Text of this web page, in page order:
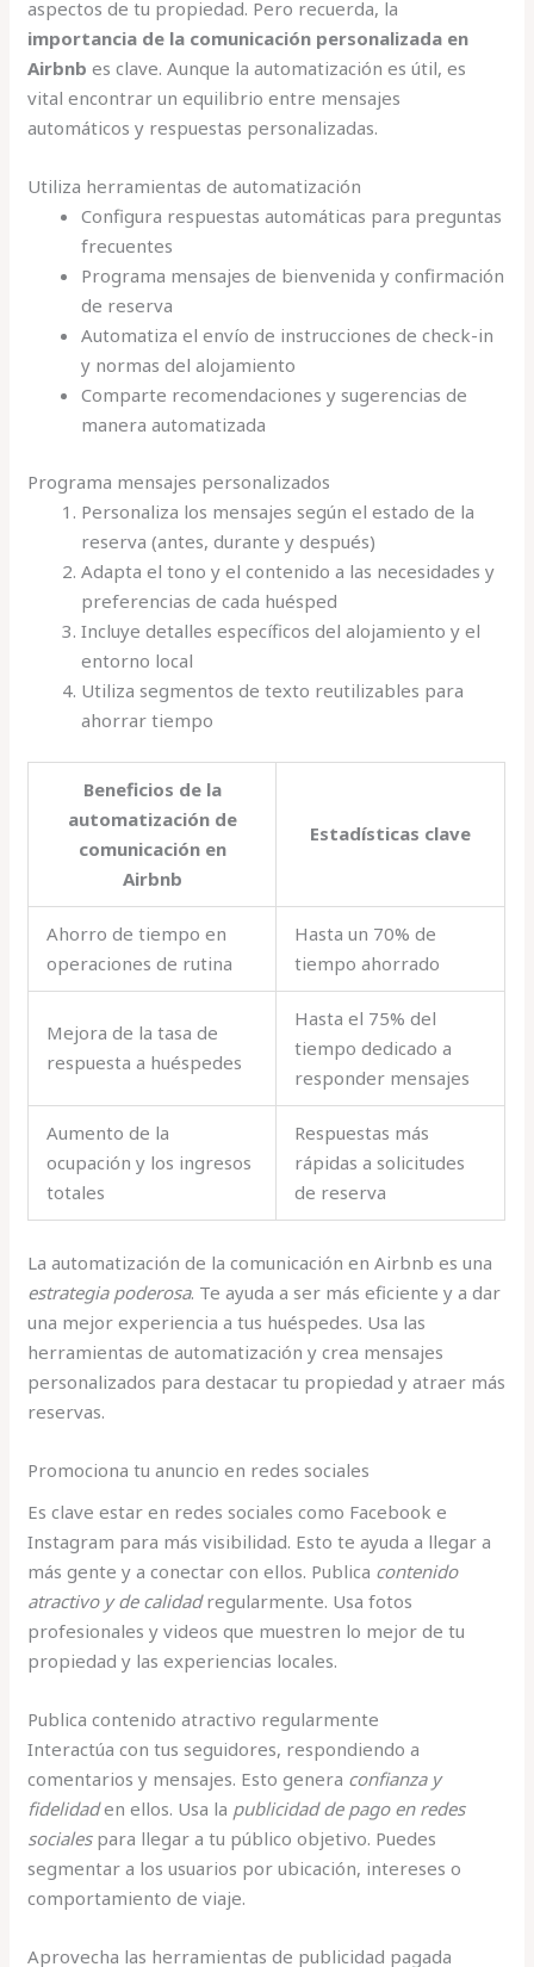
aspectos de tu propiedad. Pero recuerda, la
importancia de la comunicación personalizada en
Airbnb es clave. Aunque la automatización es útil, es
vital encontrar un equilibrio entre mensajes
automáticos y respuestas personalizadas.
Utiliza herramientas de automatización
Configura respuestas automáticas para preguntas
frecuentes
Programa mensajes de bienvenida y confirmación
de reserva
Automatiza el envío de instrucciones de check-in
y normas del alojamiento
Comparte recomendaciones y sugerencias de
manera automatizada
Programa mensajes personalizados
Personaliza los mensajes según el estado de la
reserva (antes, durante y después)
Adapta el tono y el contenido a las necesidades y
preferencias de cada huésped
Incluye detalles específicos del alojamiento y el
entorno local
Utiliza segmentos de texto reutilizables para
ahorrar tiempo
Beneficios de la
automatización de
comunicación en
Airbnb
Estadísticas clave
Ahorro de tiempo en
operaciones de rutina
Hasta un 70% de
tiempo ahorrado
Mejora de la tasa de
respuesta a huéspedes
Hasta el 75% del
tiempo dedicado a
responder mensajes
Aumento de la
ocupación y los ingresos
totales
Respuestas más
rápidas a solicitudes
de reserva
La automatización de la comunicación en Airbnb es una
estrategia poderosa. Te ayuda a ser más eficiente y a dar
una mejor experiencia a tus huéspedes. Usa las
herramientas de automatización y crea mensajes
personalizados para destacar tu propiedad y atraer más
reservas.
Promociona tu anuncio en redes sociales
Es clave estar en redes sociales como Facebook e
Instagram para más visibilidad. Esto te ayuda a llegar a
más gente y a conectar con ellos. Publica contenido
atractivo y de calidadregularmente. Usa fotos
profesionales y videos que muestren lo mejor de tu
propiedad y las experiencias locales.
Publica contenido atractivo regularmente
Interactúa con tus seguidores, respondiendo a
comentarios y mensajes. Esto genera confianza y
fidelidaden ellos. Usa la publicidad de pago en redes
socialespara llegar a tu público objetivo. Puedes
segmentar a los usuarios por ubicación, intereses o
comportamiento de viaje.
Aprovecha las herramientas de publicidad pagada